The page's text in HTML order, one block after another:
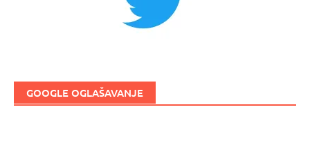
GOOGLE OGLAŠAVANJE